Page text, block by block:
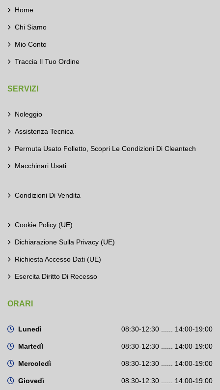
Home
Chi Siamo
Mio Conto
Traccia Il Tuo Ordine
SERVIZI
Noleggio
Assistenza Tecnica
Permuta Usato Folletto, Scopri Le Condizioni Di Cleantech
Macchinari Usati
Condizioni Di Vendita
Cookie Policy (UE)
Dichiarazione Sulla Privacy (UE)
Richiesta Accesso Dati (UE)
Esercita Diritto Di Recesso
ORARI
Lunedì 08:30-12:30 ...... 14:00-19:00
Martedì 08:30-12:30 ...... 14:00-19:00
Mercoledì 08:30-12:30 ...... 14:00-19:00
Giovedì 08:30-12:30 ...... 14:00-19:00